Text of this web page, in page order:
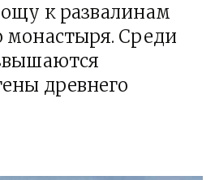
к развалинам
монастыря. Среди
древнего